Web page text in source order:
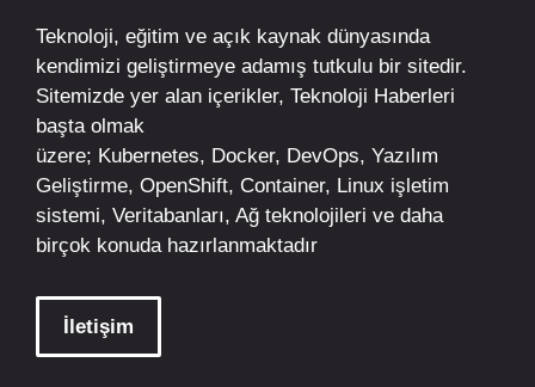
Teknoloji, eğitim ve açık kaynak dünyasında
kendimizi geliştirmeye adamış tutkulu bir sitedir.
Sitemizde yer alan içerikler, Teknoloji Haberleri
başta olmak
üzere; Kubernetes, Docker, DevOps, Yazılım
Geliştirme, OpenShift, Container, Linux işletim
sistemi, Veritabanları, Ağ teknolojileri ve daha
birçok konuda hazırlanmaktadır
İletişim